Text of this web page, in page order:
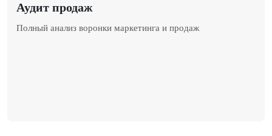
Аудит продаж
Полный анализ воронки маркетинга и продаж